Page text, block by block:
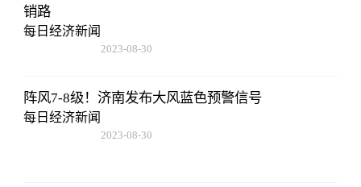
销路
每日经济新闻
2023-08-30
阵风7-8级！济南发布大风蓝色预警信号
每日经济新闻
2023-08-30